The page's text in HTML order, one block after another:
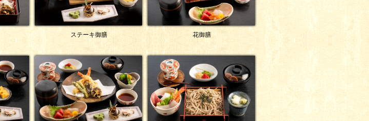
ステーキ御膳 花御膳